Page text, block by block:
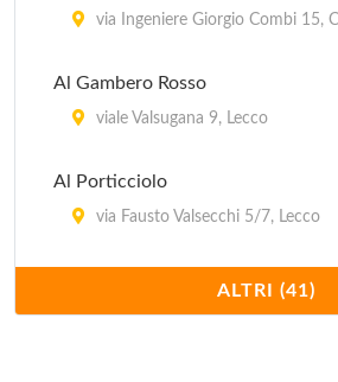
via Ingeniere Giorgio Combi 15,
Al Gambero Rosso
viale Valsugana 9, Lecco
Al Porticciolo
via Fausto Valsecchi 5/7, Lecco
via Carlo Cattaneo 34, Lecco
ALTRI (41)